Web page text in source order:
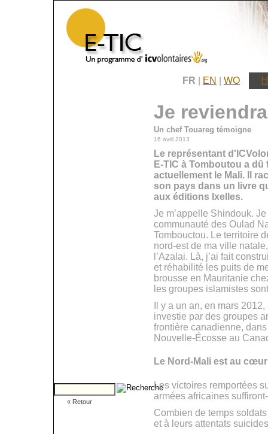
FR EN WO
Je
Un chef Touareg témoigne
16 avril 2013
Le représentant
E-TIC à Tomboutou a
actuellement le Mali. Il
son pays dans un livre
aux éditions Ixelles.
Je m’appelle Shindouk.
communauté des Oulad
Tombouctou. Le territoire
nord-est de ma ville
l’Azalai. Là, j’ai fait
et réhabilité les puits de
brousse en Mauritanie
les groupes islamistes
Il y a un an, en mars
investie par des groupes
frontière canadienne,
Nouvelle-Écosse au
Le Nord-Mali est au
Les victoires remportées
armées africaines
Combien de temps
et à leurs attentats